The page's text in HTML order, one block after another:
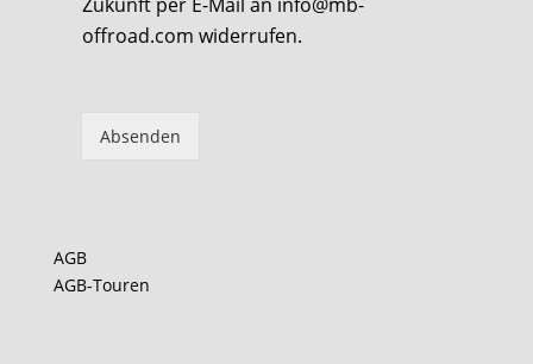
offroad.com widerrufen.
Absenden
teilen
AGB
AGB-Touren